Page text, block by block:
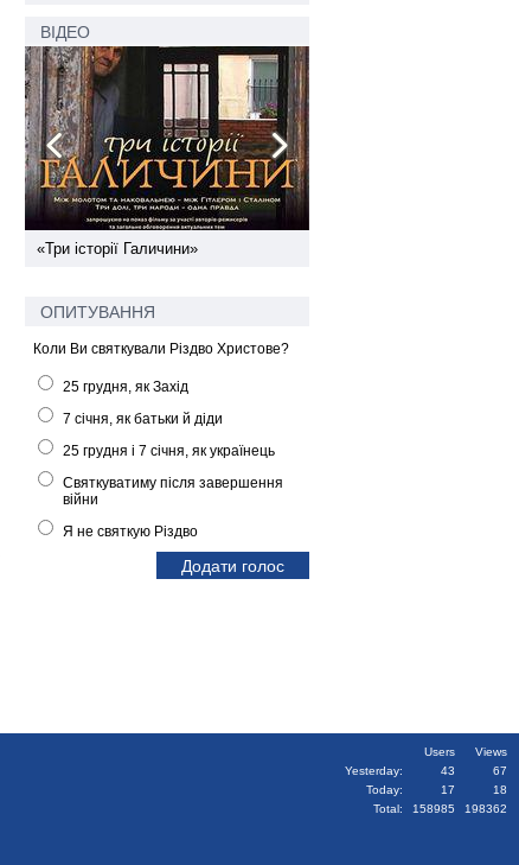
ВІДЕО
«Три історії Галичини»
ОПИТУВАННЯ
Коли Ви святкували Різдво Христове?
25 грудня, як Захід
7 січня, як батьки й діди
25 грудня і 7 січня, як українець
Святкуватиму після завершення
війни
Я не святкую Різдво
Users
Views
Yesterday:
43
67
Today:
17
18
Total:
158985 198362